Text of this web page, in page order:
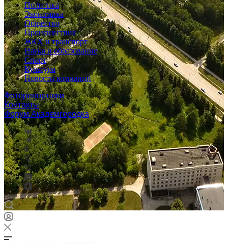
Политика
Экономика
Общество
Происшествия
ЖКХ и транспорт
Наука и образование
Спорт
Культура
Новости компаний
Фоторепортажи
Контакты
Форум Академгородка